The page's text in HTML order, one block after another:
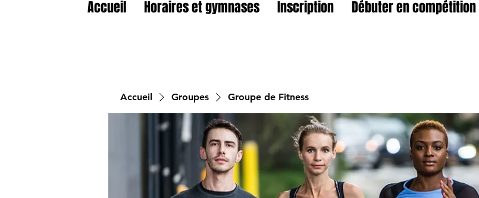
Accueil Horaires et gymnases Inscription Débuter en compétition
Accueil Groupes Groupe de Fitness